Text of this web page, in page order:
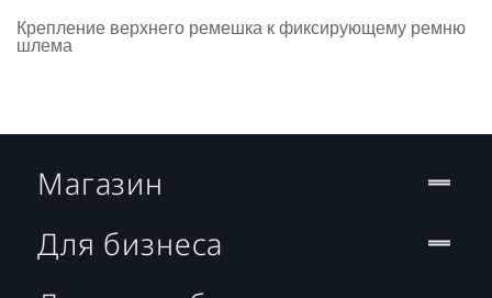
Крепление верхнего ремешка к фиксирующему ремню
шлема
Магазин
Для бизнеса